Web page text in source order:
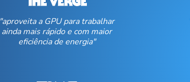
"aproveita a GPU para trabalhar
ainda mais rápido e com maior
eficiência de energia"